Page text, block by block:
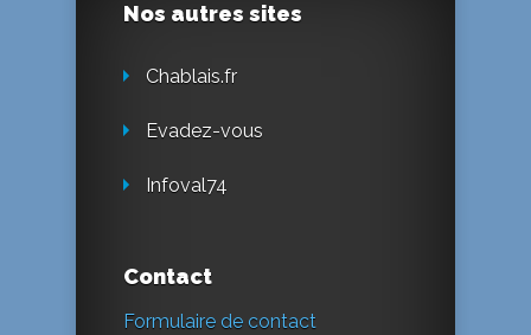
Nos autres sites
Chablais.fr
Evadez-vous
Infoval74
Contact
Formulaire de contact